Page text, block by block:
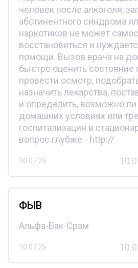
человек после алкоголя,
абстинентного синдрома
наркотиков не может
восстановиться и
помощи. Вызов врача на
быстро оценить состояние
провести осмотр,
назначить лекарства,
и определить, возможно
домашних условиях или
госпитализация в
вопрос глубже - http://
10.07.26
ФЫВ
Альфа-Бак-Срам
10.07.26